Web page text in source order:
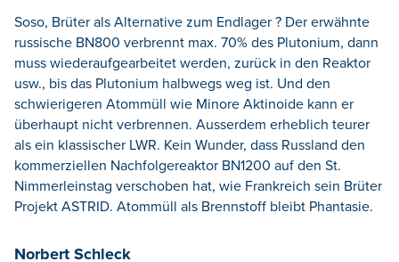
Soso, Brüter als Alternative zum Endlager ? Der erwähnte
russische BN800 verbrennt max. 70% des Plutonium, dann
muss wiederaufgearbeitet werden, zurück in den Reaktor
usw., bis das Plutonium halbwegs weg ist. Und den
schwierigeren Atommüll wie Minore Aktinoide kann er
überhaupt nicht verbrennen. Ausserdem erheblich teurer
als ein klassischer LWR. Kein Wunder, dass Russland den
kommerziellen Nachfolgereaktor BN1200 auf den St.
Nimmerleinstag verschoben hat, wie Frankreich sein Brüter
Projekt ASTRID. Atommüll als Brennstoff bleibt Phantasie.
Norbert Schleck